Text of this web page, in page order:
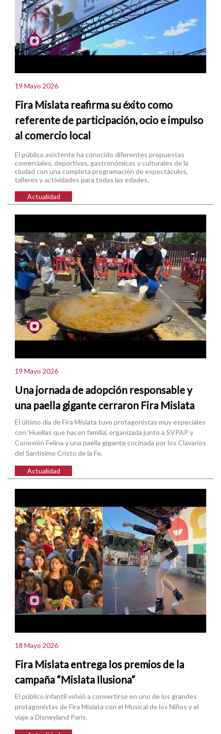
19 Mayo 2026
Fira Mislata reafirma su éxito como
referente de participación, ocio e impulso
al comercio local
El público asistente ha conocido diferentes propuestas
comerciales, deportivas, gastronómicas y culturales de la
ciudad con una completa programación de espectáculos,
talleres y actividades para todas las edades.
Actualidad
19 Mayo 2026
Una jornada de adopción responsable y
una paella gigante cerraron Fira Mislata
El último día de Fira Mislata tuvo protagonistas muy especiales
con ‘Huellas que hacen familia’, organizada junto a SVPAP y
Conexión Felina y una paella gigante cocinada por los Clavarios
del Santísimo Cristo de la Fe.
Actualidad
18 Mayo 2026
Fira Mislata entrega los premios de la
campaña “Mislata Ilusiona”
El público infantil volvió a convertirse en uno de los grandes
protagonistas de Fira Mislata con el Musical de los Niños y el
viaje a Disneyland Paris.